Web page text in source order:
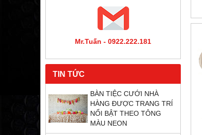
Mr.Tuấn - 0922.222.181
TIN TỨC
BÀN TIỆC CƯỚI NHÀ
HÀNG ĐƯỢC TRANG TRÍ
NỔI BẬT THEO TÔNG
MÀU NEON